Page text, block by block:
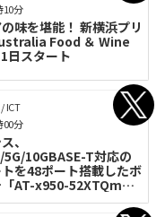
味を堪能！ 新横浜プリ
Food ＆ Wine
日スタート
10分
ICT
、
10GBASE-T対応の
を48ポート搭載したボ
AT-x950-52XTQm」
日から出荷開始
00分